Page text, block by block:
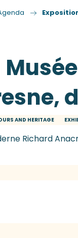
AND HERITAGE
Richard